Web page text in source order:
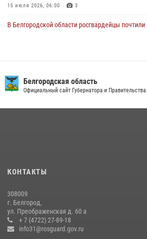
15 июля 2026, 06:00 3
В Белгородской области росгвардейцы
подготовке спецподразделения в эфире радио
22 июля 2026, 14:36
Росгвардейцы провели урок безопасности для
Старооскольского военно-патриотического клуба
10 июля 2026, 06:30
Белгородская область
Официальный сайт Губернатора и Правительства
КОНТАКТЫ
308009
г. Белгород,
ул. Преображенская д. 60 а
+ 7 (4722) 27-89-18
info31@rosguard.gov.ru